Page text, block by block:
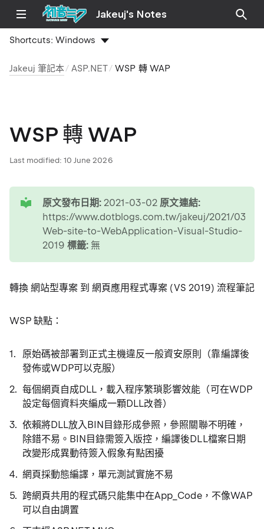
Jakeuj's Notes
Shortcuts:Windows
Jakeuj 筆記本 ASP.NET WSP 轉 WAP
WSP 轉 WAP
Last modified: 10 June 2026
原文發布日期: 2021-03-02 原文連結:
https://www.dotblogs.com.tw/jakeuj/2021/03/
Web-site-to-WebApplication-Visual-Studio-
2019標籤: 無
轉換 網站型專案 到 網頁應用程式專案 (VS 2019) 流程筆記
WSP 缺點：
原始碼被部署到正式主機違反一般資安原則（靠編譯後
發佈或WDP可以克服）
每個網頁自成DLL，載入程序繁瑣影響效能（可在WDP
設定每個資料夾編成一顆DLL改善）
依賴將DLL放入BIN目錄形成參照，參照關聯不明確，
除錯不易。BIN目錄需簽入版控，編譯後DLL檔案日期
改變形成異動待簽入假象有點困擾
網頁採動態編譯，單元測試實施不易
跨網頁共用的程式碼只能集中在App_Code，不像WAP
可以自由調置